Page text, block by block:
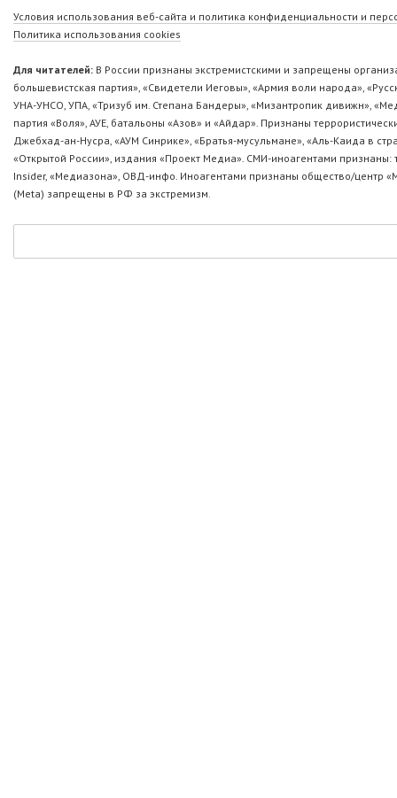
Условия использования веб-сайта и политика конфиденциальности и
Политика использования cookies
Для читателей: В России признаны экстремистскими и запрещены
большевистская партия», «Свидетели Иеговы», «Армия воли народа»,
УНА-УНСО, УПА, «Тризуб им. Степана Бандеры», «Мизантропик дивижн»,
партия «Воля», АУЕ, батальоны «Азов» и «Айдар». Признаны
Джебхад-ан-Нусра, «АУМ Синрике», «Братья-мусульмане», «Аль-Каида в
«Открытой России», издания «Проект Медиа». СМИ-иноагентами
Insider, «Медиазона», ОВД-инфо. Иноагентами признаны общество/центр
(Metа) запрещены в РФ за экстремизм.